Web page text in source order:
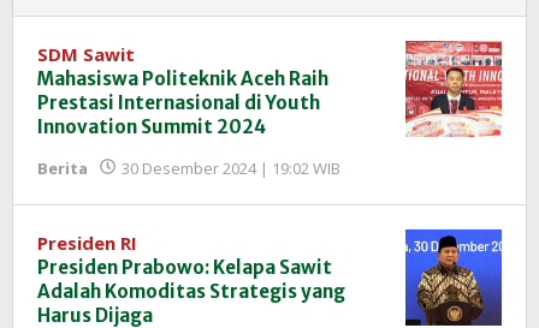
SDM Sawit
Mahasiswa Politeknik Aceh Raih
Prestasi Internasional di Youth
Innovation Summit 2024
Berita 30 Desember 2024 | 19:02 WIB
InfoSAWIT
Presiden RI
Presiden Prabowo: Kelapa Sawit
Adalah Komoditas Strategis yang
Harus Dijaga